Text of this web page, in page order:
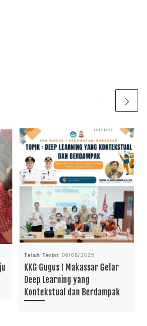
Telah Terbit06/08/2025
KKG Gugus I Makassar Gelar
Deep Learning yang
Kontekstual dan Berdampak